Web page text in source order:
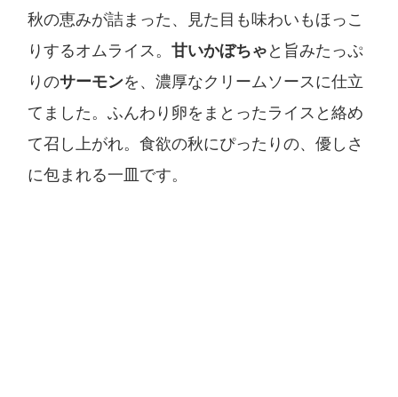
秋の恵みが詰まった、見た目も味わいもほっこ
りするオムライス。甘いかぼちゃと旨みたっぷ
りのサーモンを、濃厚なクリームソースに仕立
てました。ふんわり卵をまとったライスと絡め
て召し上がれ。食欲の秋にぴったりの、優しさ
に包まれる一皿です。